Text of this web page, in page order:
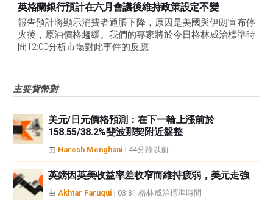
英格蘭銀行預計在六月會議後維持政策設定不變
報告預計將顯示消費者通脹下降，原因是美國與伊朗宣布停
火後，原油價格趨緩。我們的專家將於今日格林威治標準時
間12:00分析市場對此事件的反應
主要貨幣對
美元/日元價格預測：在下一輪上漲前於
158.55/38.2%斐波那契附近盤整
由 Haresh Menghani | 44分鐘以前
英鎊因英美收益率差收窄而維持疲弱，美元走強
由 Akhtar Faruqui | 03:31 格林威治標準時間